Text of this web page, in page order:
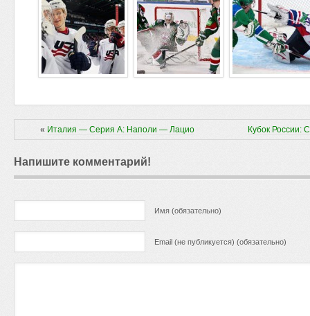
« Италия — Серия А: Наполи — Лацио Кубок России:
Напишите комментарий!
Имя (обязательно)
Email (не публикуется) (обязательно)